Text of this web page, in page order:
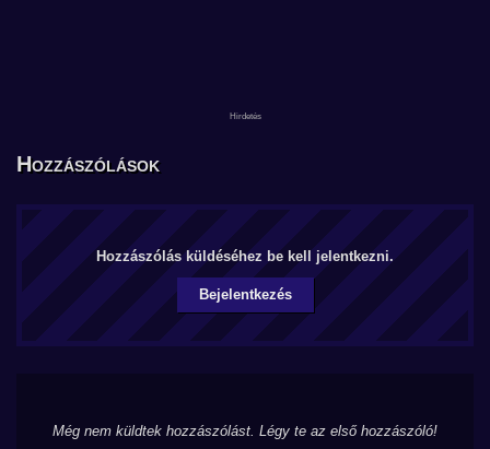
Hozzászólások
Hozzászólás küldéséhez be kell jelentkezni.
Bejelentkezés
Még nem küldtek hozzászólást. Légy te az első hozzászóló!